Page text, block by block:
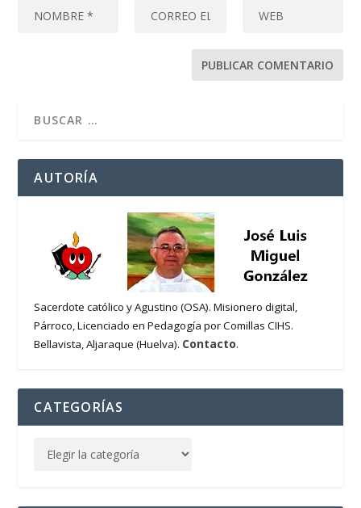
AUTORÍA
Sacerdote católico y Agustino (OSA). Misionero digital,
Párroco, Licenciado en Pedagogía por Comillas CIHS.
Bellavista, Aljaraque (Huelva). Contacto.
CATEGORÍAS